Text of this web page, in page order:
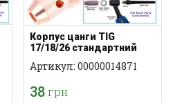
Корпус цанги TIG
17/18/26 стандартний
Артикул: 00000014871
38грн